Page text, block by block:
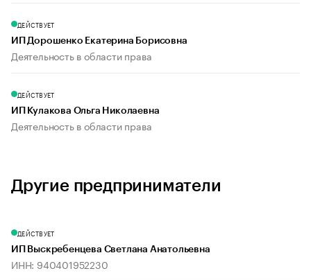
ДЕЙСТВУЕТ
ИП Дорошенко Екатерина Борисовна
Деятельность в области права
ДЕЙСТВУЕТ
ИП Кулакова Ольга Николаевна
Деятельность в области права
Другие предприниматели
ДЕЙСТВУЕТ
ИП Выскребенцева Светлана Анатольевна
ИНН: 940401952230